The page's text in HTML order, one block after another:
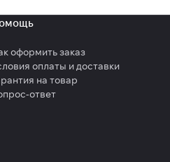
оформить заказ
оплаты и доставки
на товар
ответ